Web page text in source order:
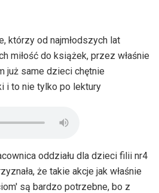
którzy od najmłodszych lat
miłość do książek, przez właśnie
już same dzieci chętnie
i to nie tylko po lektury
oddziału dla dzieci filii nr4
że takie akcje jak właśnie
są bardzo potrzebne, bo z